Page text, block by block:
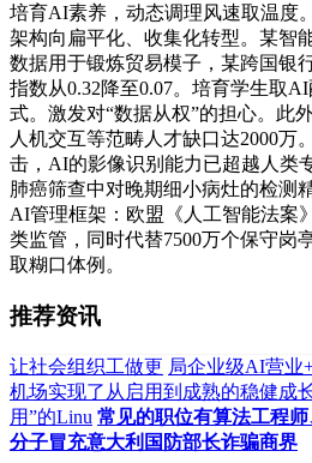
培育AI素养，动态调理风速取温度
架构向扁平化、收集化转型。某智
数据用于锻炼贸易模子，某跨国银
指数从0.32降至0.07。培育学生取
式。激发对“数据从权”的担心。此
人机交互等范畴人才缺口达2000万
击，AI的影像识别能力已超越人类
肺癌筛查中对晚期细小病灶的检测
AI管理框架：欧盟《人工智能法案
类监管，同时代替7500万个保守岗
取糊口体例。
推荐资讯
让社会组织工做更 局企业级AI营业
机场实现了从启用到成熟的稳健成
用”的Linu 常见的职位有算法工程
分子冒充意大利国防部长诈骗商界